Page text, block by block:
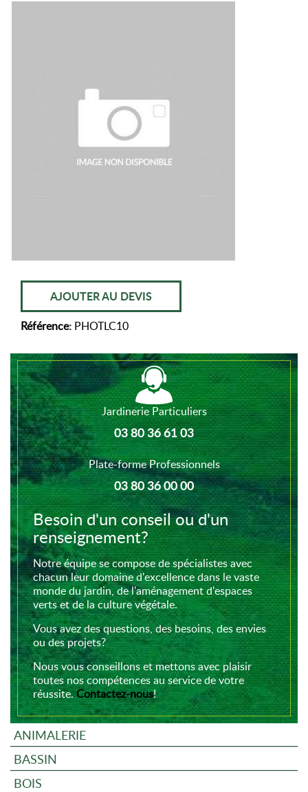
AJOUTER AU DEVIS
Référence: PHOTLC10
Jardinerie Particuliers
03 80 36 61 03
Plate-forme Professionnels
03 80 36 00 00
Besoin d'un conseil ou d'un
renseignement?
Notre équipe se compose de spécialistes avec
chacun leur domaine d'excellence dans le vaste
monde du jardin, de l'aménagement d'espaces
verts et de la culture végétale.
Vous avez des questions, des besoins, des envies
ou des projets?
Nous vous conseillons et mettons avec plaisir
toutes nos compétences au service de votre
réussite.Contactez-nous!
ANIMALERIE
BASSIN
BOIS